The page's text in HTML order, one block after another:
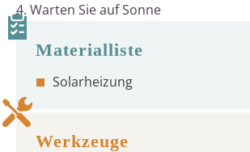
4. Warten Sie auf Sonne
Solarheizung